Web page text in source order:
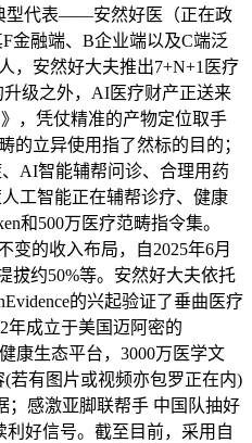
型代表——安然好医（正在政
金融端、B企业端以及C端泛
，安然好大夫推出7+N+1医疗
级之外，AI医疗财产正送来
，凭仗精准的产物定位取手
的立异使用指了然标的目的；
AI智能辅帮问诊、合理用药
工智能正在辅帮诊疗、健康
和500万医疗范畴指令集。
的收入布局，自2025年6月
拔约50%等。安然好大夫依托
的兴起验证了垂曲医疗
年成立于美国迈阿密的
康生态平台，3000万医学文
若有图片或视频亦包罗正在内)
；感激亚脚联帮手 中国队抽好
好信号。截至目前，采用自